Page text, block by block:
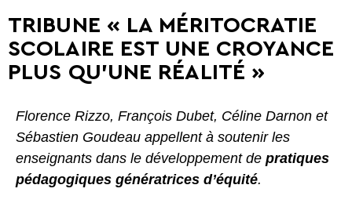
TRIBUNE « LA MÉRITOCRATIE
SCOLAIRE EST UNE CROYANCE
PLUS QU’UNE RÉALITÉ »
Florence Rizzo, François Dubet, Céline Darnon et
Sébastien Goudeau appellent à soutenir les
enseignants dans le développement de pratiques
pédagogiques génératrices d’équité.